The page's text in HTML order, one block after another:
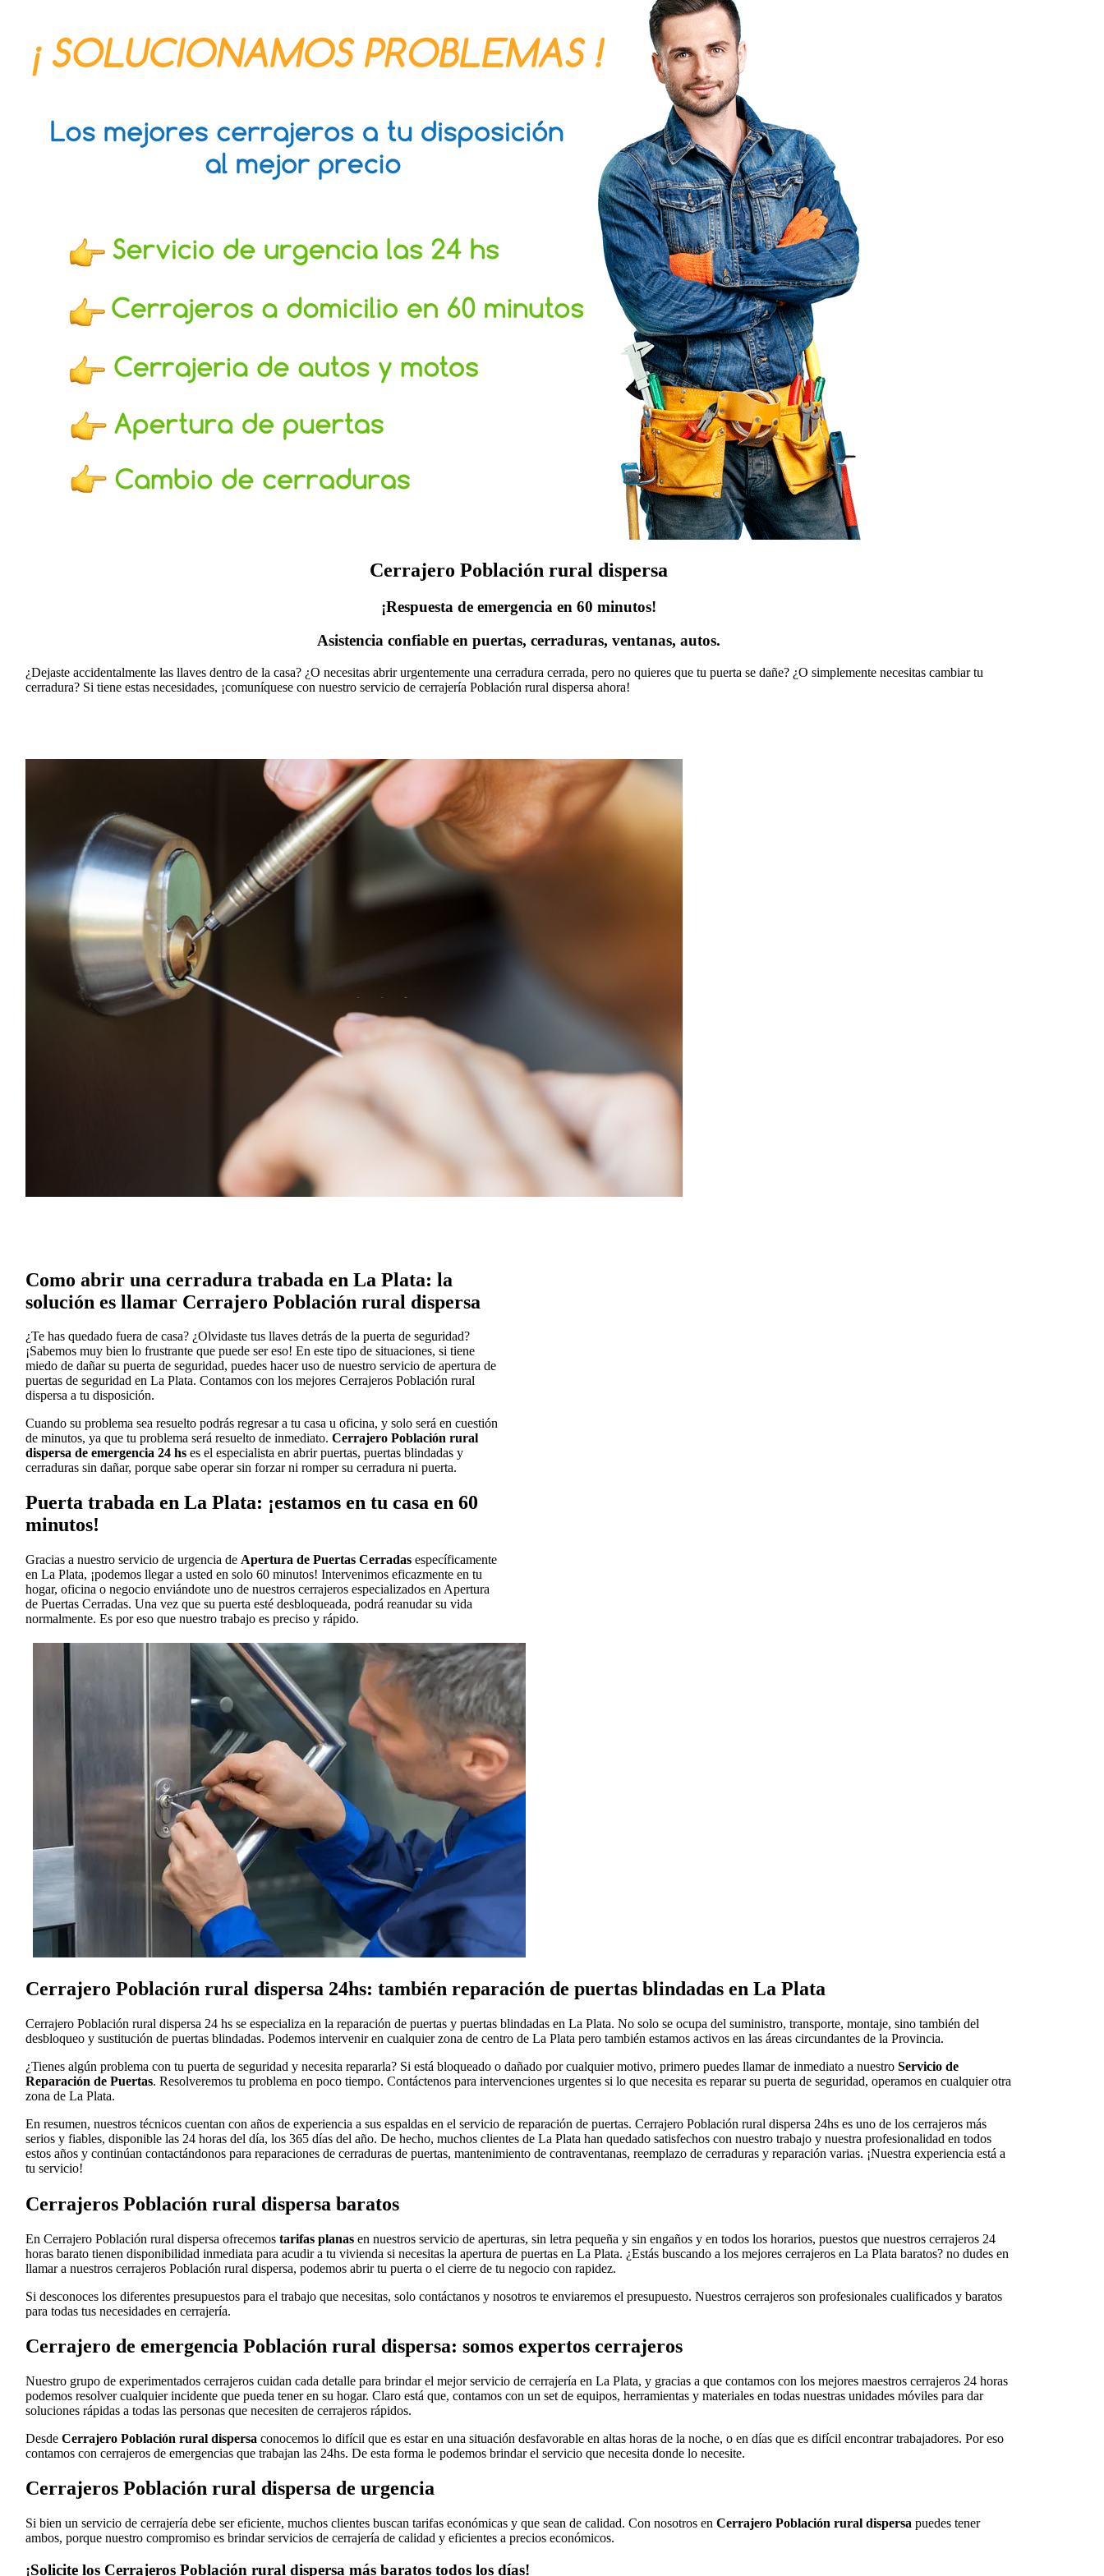
Cerrajero Población rural dispersa
¡Respuesta de emergencia en 60 minutos!
Asistencia confiable en puertas, cerraduras, ventanas, autos.
¿Dejaste accidentalmente las llaves dentro de la casa? ¿O necesitas abrir urgentemente una cerradura cerrada, pero no quieres que tu puerta se dañe? ¿O simplemente necesitas cambiar tu
cerradura? Si tiene estas necesidades, ¡comuníquese con nuestro servicio de cerrajería Población rural dispersa ahora!
Como abrir una cerradura trabada en La Plata: la
solución es llamar Cerrajero Población rural dispersa
¿Te has quedado fuera de casa? ¿Olvidaste tus llaves detrás de la puerta de seguridad?
¡Sabemos muy bien lo frustrante que puede ser eso! En este tipo de situaciones, si tiene
miedo de dañar su puerta de seguridad, puedes hacer uso de nuestro servicio de apertura de
puertas de seguridad en La Plata. Contamos con los mejores Cerrajeros Población rural
dispersa a tu disposición.
Cuando su problema sea resuelto podrás regresar a tu casa u oficina, y solo será en cuestión
de minutos, ya que tu problema será resuelto de inmediato.Cerrajero Población rural
dispersa de emergencia 24 hs es el especialista en abrir puertas, puertas blindadas y
cerraduras sin dañar, porque sabe operar sin forzar ni romper su cerradura ni puerta.
Puerta trabada en La Plata: ¡estamos en tu casa en 60
minutos!
Gracias a nuestro servicio de urgencia de Apertura de Puertas Cerradas específicamente
en La Plata, ¡podemos llegar a usted en solo 60 minutos! Intervenimos eficazmente en tu
hogar, oficina o negocio enviándote uno de nuestros cerrajeros especializados en Apertura
de Puertas Cerradas. Una vez que su puerta esté desbloqueada, podrá reanudar su vida
normalmente. Es por eso que nuestro trabajo es preciso y rápido.
Cerrajero Población rural dispersa 24hs: también reparación de puertas blindadas en La Plata
Cerrajero Población rural dispersa 24 hs se especializa en la reparación de puertas y puertas blindadas en La Plata. No solo se ocupa del suministro, transporte, montaje, sino también del
desbloqueo y sustitución de puertas blindadas. Podemos intervenir en cualquier zona de centro de La Plata pero también estamos activos en las áreas circundantes de la Provincia.
¿Tienes algún problema con tu puerta de seguridad y necesita repararla? Si está bloqueado o dañado por cualquier motivo, primero puedes llamar de inmediato a nuestroServicio de
Reparación de Puertas. Resolveremos tu problema en poco tiempo. Contáctenos para intervenciones urgentes si lo que necesita es reparar su puerta de seguridad, operamos en cualquier otra
zona de La Plata.
En resumen, nuestros técnicos cuentan con años de experiencia a sus espaldas en el servicio de reparación de puertas. Cerrajero Población rural dispersa 24hs es uno de los cerrajeros más
serios y fiables, disponible las 24 horas del día, los 365 días del año. De hecho, muchos clientes de La Plata han quedado satisfechos con nuestro trabajo y nuestra profesionalidad en todos
estos años y continúan contactándonos para reparaciones de cerraduras de puertas, mantenimiento de contraventanas, reemplazo de cerraduras y reparación varias. ¡Nuestra experiencia está a
tu servicio!
Cerrajeros Población rural dispersa baratos
En Cerrajero Población rural dispersa ofrecemos tarifas planas en nuestros servicio de aperturas, sin letra pequeña y sin engaños y en todos los horarios, puestos que nuestros cerrajeros 24
horas barato tienen disponibilidad inmediata para acudir a tu vivienda si necesitas la apertura de puertas en La Plata. ¿Estás buscando a los mejores cerrajeros en La Plata baratos? no dudes en
llamar a nuestros cerrajeros Población rural dispersa, podemos abrir tu puerta o el cierre de tu negocio con rapidez.
Si desconoces los diferentes presupuestos para el trabajo que necesitas, solo contáctanos y nosotros te enviaremos el presupuesto. Nuestros cerrajeros son profesionales cualificados y baratos
para todas tus necesidades en cerrajería.
Cerrajero de emergencia Población rural dispersa: somos expertos cerrajeros
Nuestro grupo de experimentados cerrajeros cuidan cada detalle para brindar el mejor servicio de cerrajería en La Plata, y gracias a que contamos con los mejores maestros cerrajeros 24 horas
podemos resolver cualquier incidente que pueda tener en su hogar. Claro está que, contamos con un set de equipos, herramientas y materiales en todas nuestras unidades móviles para dar
soluciones rápidas a todas las personas que necesiten de cerrajeros rápidos.
DesdeCerrajero Población rural dispersaconocemos lo difícil que es estar en una situación desfavorable en altas horas de la noche, o en días que es difícil encontrar trabajadores. Por eso
contamos con cerrajeros de emergencias que trabajan las 24hs. De esta forma le podemos brindar el servicio que necesita donde lo necesite.
Cerrajeros Población rural dispersa de urgencia
Si bien un servicio de cerrajería debe ser eficiente, muchos clientes buscan tarifas económicas y que sean de calidad. Con nosotros enCerrajero Población rural dispersapuedes tener
ambos, porque nuestro compromiso es brindar servicios de cerrajería de calidad y eficientes a precios económicos.
¡Solicite los Cerrajeros Población rural dispersa más baratos todos los días!